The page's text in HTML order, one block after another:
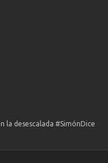
la desescalada #SimónDice